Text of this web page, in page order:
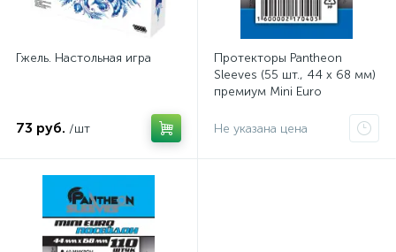
Гжель. Настольная игра
73 руб. /шт
Протекторы Pantheon
Sleeves (55 шт., 44 x 68 мм)
премиум Mini Euro
Не указана цена